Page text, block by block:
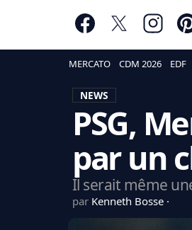
MERCATO CDM 2026 EDF
NEWS
PSG,
par un
Il serait même
par Kenneth Bosse